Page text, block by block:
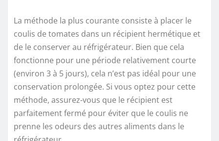
La méthode la plus courante consiste à placer le
coulis de tomates dans un récipient hermétique et
de le conserver au réfrigérateur. Bien que cela
fonctionne pour une période relativement courte
(environ 3 à 5 jours), cela n’est pas idéal pour une
conservation prolongée. Si vous optez pour cette
méthode, assurez-vous que le récipient est
parfaitement fermé pour éviter que le coulis ne
prenne les odeurs des autres aliments dans le